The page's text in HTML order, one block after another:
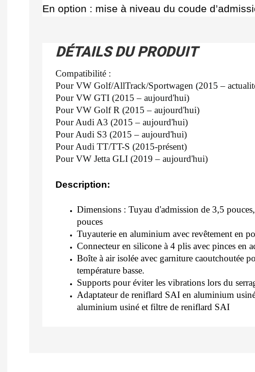
En option : mise à niveau du coude
DÉTAILS DU PRODUIT
Compatibilité :
Pour VW Golf/AllTrack/Sportwagen (2015 –
Pour VW GTI (2015 – aujourd'hui)
Pour VW Golf R (2015 – aujourd'hui)
Pour Audi A3 (2015 – aujourd'hui)
Pour Audi S3 (2015 – aujourd'hui)
Pour Audi TT/TT-S (2015-présent)
Pour VW Jetta GLI (2019 – aujourd'hui)
Description:
Dimensions : Tuyau d'admission de 3,5
pouces
Tuyauterie en aluminium avec revêtement en
Connecteur en silicone à 4 plis avec pinces en
Boîte à air isolée avec garniture caoutchoutée
température basse.
Supports pour éviter les vibrations lors du
Adaptateur de reniflard SAI en aluminium
aluminium usiné et filtre de reniflard SAI